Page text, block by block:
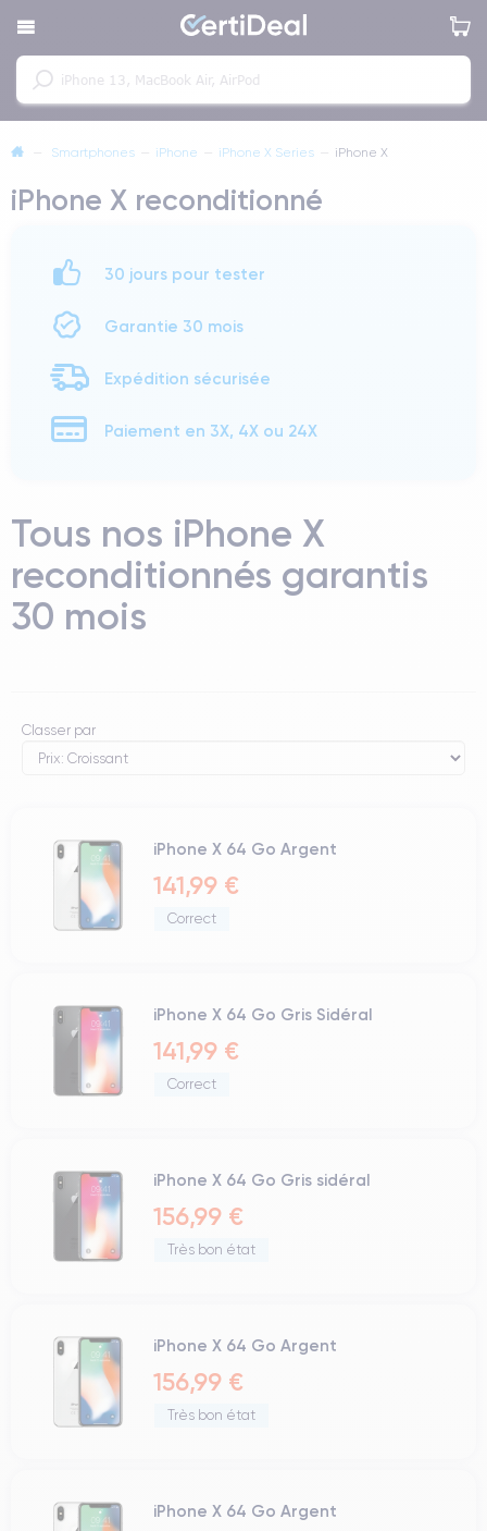
— Smartphones — iPhone — iPhone X Series — iPhone X
iPhone X reconditionné
30 jours pour tester
Garantie 30 mois
Expédition sécurisée
Paiement en 3X, 4X ou 24X
Tous nos iPhone X
reconditionnés garantis
30 mois
Classer par
iPhone X 64 Go Argent
141,99 €
Correct
iPhone X 64 Go Gris Sidéral
141,99 €
Correct
iPhone X 64 Go Gris sidéral
156,99 €
Très bon état
iPhone X 64 Go Argent
156,99 €
Très bon état
iPhone X 64 Go Argent